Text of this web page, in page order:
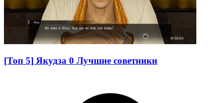
[Топ 5] Якудза 0 Лучшие советники